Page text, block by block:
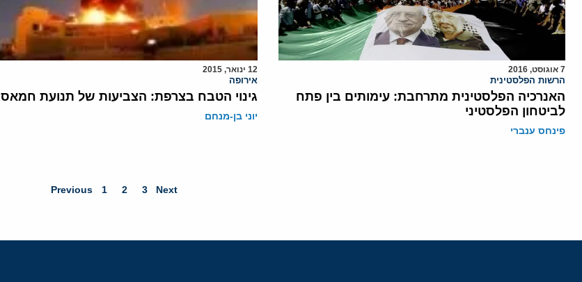
7 אוגוסט, 2016
הרשות הפלסטינית
האנרכיה הפלסטינית מתרחבת: עימותים בין פתח
לביטחון הפלסטיני
פינחס ענברי
12 ינואר, 2015
אירופה
גינוי הטבח בצרפת: הצביעות של תנועת חמאס
יוני בן-מנחם
Previous 1 2 3 Next